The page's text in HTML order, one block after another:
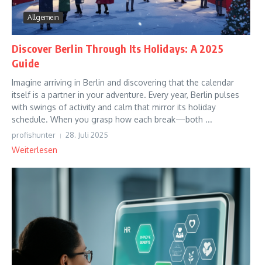
Allgemein
Discover Berlin Through Its Holidays: A 2025
Guide
Imagine arriving in Berlin and discovering that the calendar
itself is a partner in your adventure. Every year, Berlin pulses
with swings of activity and calm that mirror its holiday
schedule. When you grasp how each break—both ...
profishunter 28. Juli 2025
Weiterlesen